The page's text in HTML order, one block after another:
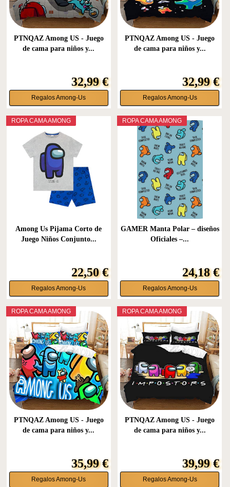
PTNQAZ Among US - Juego
de cama para niños y...
32,99 €
Regalos Among-Us
PTNQAZ Among US - Juego
de cama para niños y...
32,99 €
Regalos Among-Us
ROPA CAMA AMONG
Among Us Pijama Corto de
Juego Niños Conjunto...
22,50 €
Regalos Among-Us
ROPA CAMA AMONG
GAMER Manta Polar – diseños
Oficiales –...
24,18 €
Regalos Among-Us
ROPA CAMA AMONG
PTNQAZ Among US - Juego
de cama para niños y...
35,99 €
Regalos Among-Us
ROPA CAMA AMONG
PTNQAZ Among US - Juego
de cama para niños y...
39,99 €
Regalos Among-Us